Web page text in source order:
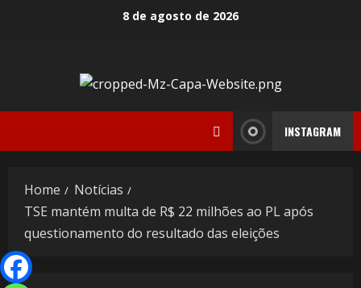
8 de agosto de 2026
INSTAGRAM
Home
Notícias
TSE mantém multa de R$ 22 milhões ao PL após
questionamento do resultado das eleições